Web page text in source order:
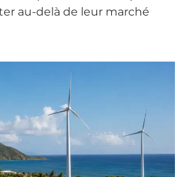
au-delà de leur marché